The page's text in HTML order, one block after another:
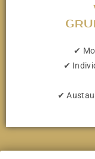
✔
✔
✔